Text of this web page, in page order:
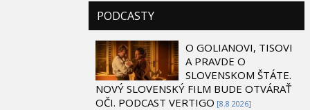
PODCASTY
O GOLIANOVI, TISOVI
A PRAVDE O
SLOVENSKOM ŠTÁTE.
NOVÝ SLOVENSKÝ FILM BUDE OTVÁRAŤ
OČI. PODCAST VERTIGO [8.8 2026]